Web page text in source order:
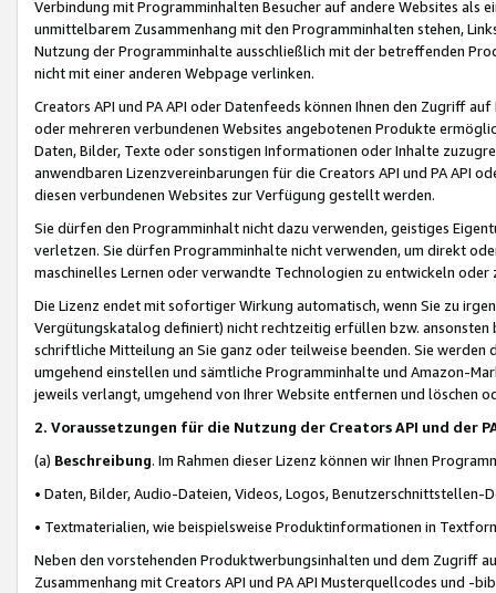
Verbindung mit Programminhalten Besucher auf andere Websites als
unmittelbarem Zusammenhang mit den Programminhalten stehen,
Nutzung der Programminhalte ausschließlich mit der betreffenden
nicht mit einer anderen Webpage verlinken.
Creators API und PA API oder Datenfeeds können Ihnen den Zugriff
oder mehreren verbundenen Websites angebotenen Produkte
Daten, Bilder, Texte oder sonstigen Informationen oder Inhalte
anwendbaren Lizenzvereinbarungen für die Creators API und PA API
diesen verbundenen Websites zur Verfügung gestellt werden.
Sie dürfen den Programminhalt nicht dazu verwenden, geistiges
verletzen. Sie dürfen Programminhalte nicht verwenden, um direkt
maschinelles Lernen oder verwandte Technologien zu entwickeln
Die Lizenz endet mit sofortiger Wirkung automatisch, wenn Sie zu
Vergütungskatalog definiert) nicht rechtzeitig erfüllen bzw. ansonsten
schriftliche Mitteilung an Sie ganz oder teilweise beenden. Sie werden
umgehend einstellen und sämtliche Programminhalte und Amazon-
jeweils verlangt, umgehend von Ihrer Website entfernen und löschen
2. Voraussetzungen für die Nutzung der Creators API und der
(a) Beschreibung. Im Rahmen dieser Lizenz können wir Ihnen
• Daten, Bilder, Audio-Dateien, Videos, Logos, Benutzerschnittstellen-
• Textmaterialien, wie beispielsweise Produktinformationen in
Neben den vorstehenden Produktwerbungsinhalten und dem Zugriff
Zusammenhang mit Creators API und PA API Musterquellcodes und